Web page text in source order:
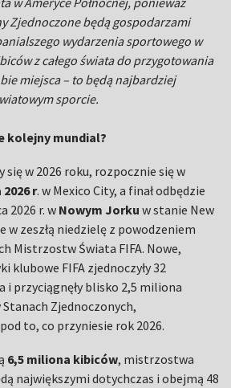
Zjednoczone będą gospodarzami
wydarzenia sportowego w
z całego świata do przygotowania
miejsca – to będą najbardziej
sporcie.
kolejny mundial?
się w 2026 roku, rozpocznie się w
r. w Mexico City, a finał odbędzie
2026 r. w Nowym Jorku w stanie New
w zeszłą niedzielę z powodzeniem
Mistrzostw Świata FIFA. Nowe,
klubowe FIFA zjednoczyły 32
i przyciągnęły blisko 2,5 miliona
Zjednoczonych,
to, co przyniesie rok 2026.
6,5 miliona kibiców, mistrzostwa
największymi dotychczas i obejmą 48